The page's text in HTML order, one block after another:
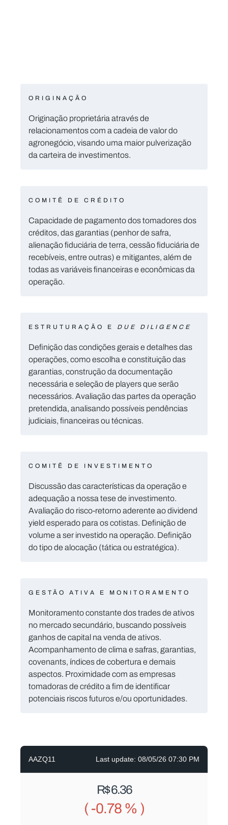
ORIGINAÇÃO
Originação proprietária através de
relacionamentos com a cadeia de valor do
agronegócio, visando uma maior pulverização
da carteira de investimentos.
COMITÊ DE CRÉDITO
Capacidade de pagamento dos tomadores dos
créditos, das garantias (penhor de safra,
alienação fiduciária de terra, cessão fiduciária de
recebíveis, entre outras) e mitigantes, além de
todas as variáveis financeiras e econômicas da
operação.
ESTRUTURAÇÃO E DUE DILIGENCE
Definição das condições gerais e detalhes das
operações, como escolha e constituição das
garantias, construção da documentação
necessária e seleção de players que serão
necessários. Avaliação das partes da operação
pretendida, analisando possíveis pendências
judiciais, financeiras ou técnicas.
COMITÊ DE INVESTIMENTO
Discussão das características da operação e
adequação a nossa tese de investimento.
Avaliação do risco-retorno aderente ao dividend
yield esperado para os cotistas. Definição de
volume a ser investido na operação. Definição
do tipo de alocação (tática ou estratégica).
GESTÃO ATIVA E MONITORAMENTO
Monitoramento constante dos trades de ativos
no mercado secundário, buscando possíveis
ganhos de capital na venda de ativos.
Acompanhamento de clima e safras, garantias,
covenants, índices de cobertura e demais
aspectos. Proximidade com as empresas
tomadoras de crédito a fim de identificar
potenciais riscos futuros e/ou oportunidades.
AAZQ11 Last update: 08/05/26 07:30 PM
R$ 6.36
( -0.78 % )